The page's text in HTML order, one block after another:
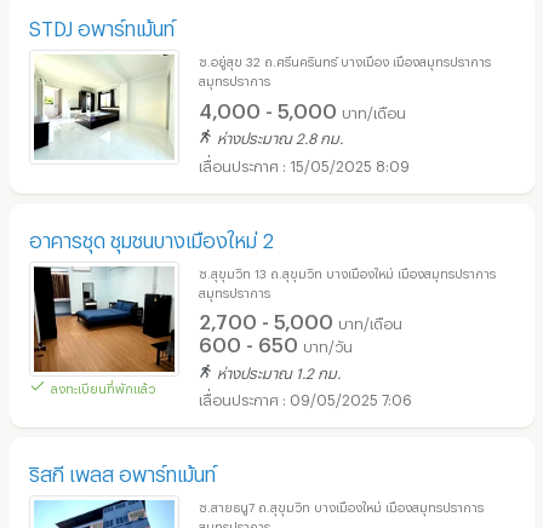
STDJ อพาร์ทเม้นท์
ซ.อยู่สุข 32 ถ.ศรีนครินทร์ บางเมือง เมืองสมุทรปราการ
สมุทรปราการ
4,000 - 5,000 บาท/เดือน
ห่างประมาณ 2.8 กม.
15/05/2025 8:09
อาคารชุด ชุมชนบางเมืองใหม่ 2
ลงทะเบียนที่พักแล้ว
ซ.สุขุมวิท 13 ถ.สุขุมวิท บางเมืองใหม่ เมืองสมุทรปราการ
สมุทรปราการ
2,700 - 5,000 บาท/เดือน
600 - 650 บาท/วัน
ห่างประมาณ 1.2 กม.
09/05/2025 7:06
ริสกี เพลส อพาร์ทเม้นท์
ซ.สายธนู7 ถ.สุขุมวิท บางเมืองใหม่ เมืองสมุทรปราการ
สมุทรปราการ